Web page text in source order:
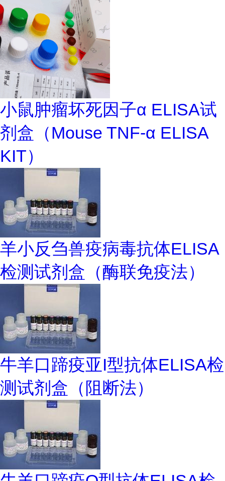
小鼠肿瘤坏死因子α ELISA试
剂盒（Mouse TNF-α ELISA
KIT）
羊小反刍兽疫病毒抗体ELISA
检测试剂盒（酶联免疫法）
牛羊口蹄疫亚I型抗体ELISA检
测试剂盒（阻断法）